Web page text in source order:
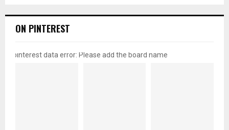
ON PINTEREST
pinterest data error: Please add the board name